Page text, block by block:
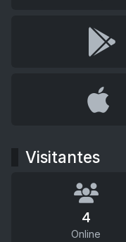
Visitantes
4
Online